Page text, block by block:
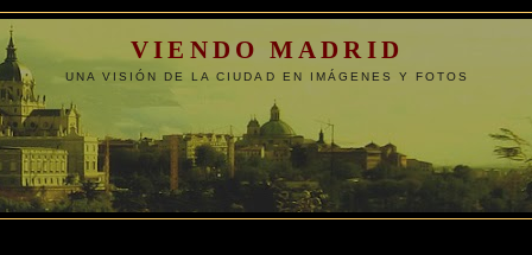
VIENDO MADRID
UNA VISIÓN DE LA CIUDAD EN IMÁGENES Y FOTOS